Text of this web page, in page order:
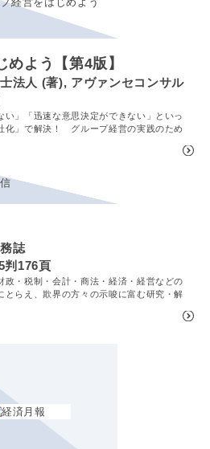
よう【第4版】
法人 (著), アヴァンセコンサル
い」「迅速な意思決定ができない」といっ
化」で解決！ グループ経営の実践のため
誌
判176頁
政・税制・会計・商法・経済・経営などの
とらえ、欺界の方々の示唆に富む研究・解